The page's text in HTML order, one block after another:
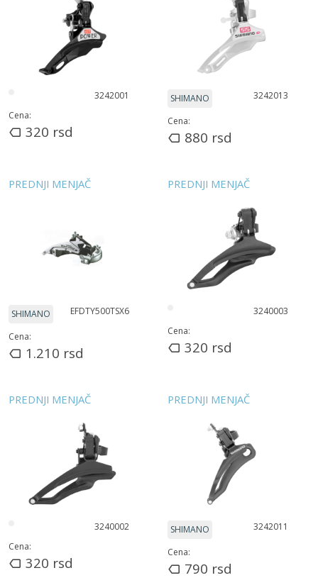
3242001
Cena:
320 rsd
SHIMANO 3242013
Cena:
880 rsd
PREDNJI MENJAČ
SHIMANO EFDTY500TSX6
Cena:
1.210 rsd
PREDNJI MENJAČ
3240003
Cena:
320 rsd
PREDNJI MENJAČ
3240002
Cena:
320 rsd
PREDNJI MENJAČ
SHIMANO 3242011
Cena:
790 rsd